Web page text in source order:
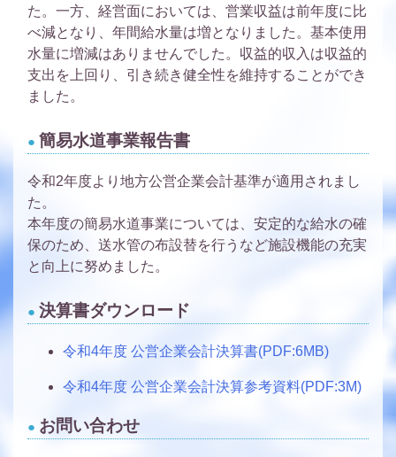
た。一方、経営面においては、営業収益は前年度に比
べ減となり、年間給水量は増となりました。基本使用
水量に増減はありませんでした。収益的収入は収益的
支出を上回り、引き続き健全性を維持することができ
ました。
簡易水道事業報告書
令和2年度より地方公営企業会計基準が適用されまし
た。
本年度の簡易水道事業については、安定的な給水の確
保のため、送水管の布設替を行うなど施設機能の充実
と向上に努めました。
決算書ダウンロード
令和4年度 公営企業会計決算書(PDF:6MB)
令和4年度 公営企業会計決算参考資料(PDF:3M)
お問い合わせ